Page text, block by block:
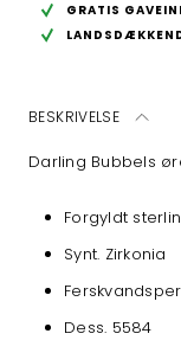
GRATIS
BESKRIVELSE
Darling Bubbels
Forgyldt
Synt. Zirkonia
Dess. 5584